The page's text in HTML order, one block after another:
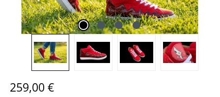
Regulärer Preis:
259,00 €